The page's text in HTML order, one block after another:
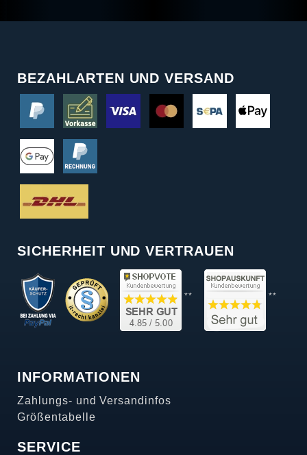
BEZAHLARTEN UND VERSAND
SICHERHEIT UND VERTRAUEN
** **
INFORMATIONEN
Zahlungs- und Versandinfos
Größentabelle
SERVICE